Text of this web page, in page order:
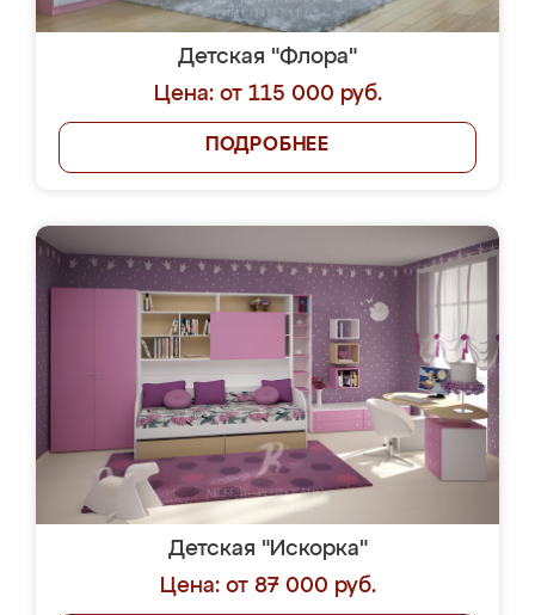
Детская "Флора"
Цена: от 115 000 руб.
ПОДРОБНЕЕ
Детская "Искорка"
Цена: от 87 000 руб.